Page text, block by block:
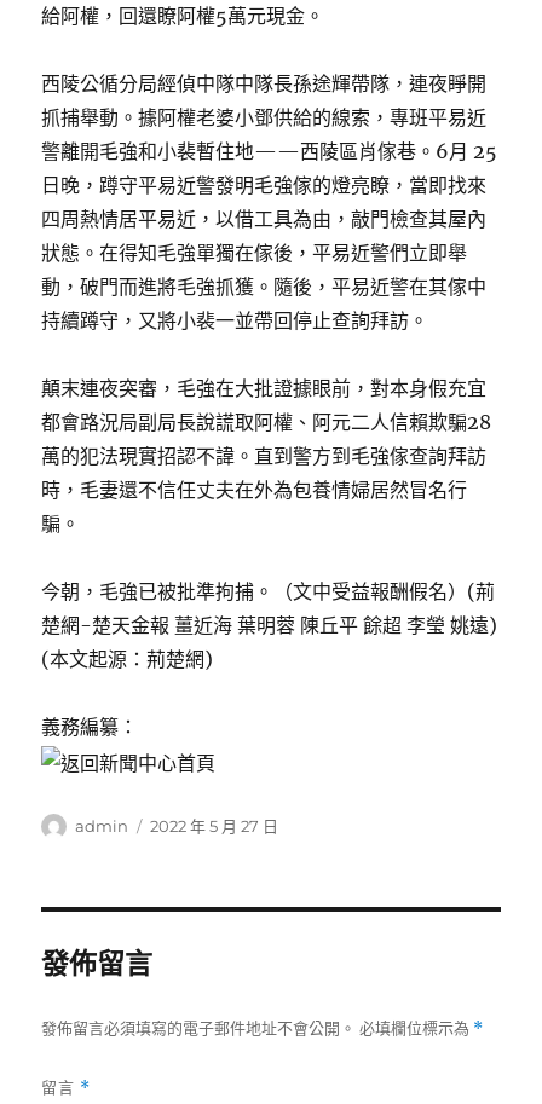
給阿權，回還瞭阿權5萬元現金。
西陵公循分局經偵中隊中隊長孫途輝帶隊，連夜睜開
抓捕舉動。據阿權老婆小鄧供給的線索，專班平易近
警離開毛強和小裴暫住地——西陵區肖傢巷。6月 25
日晚，蹲守平易近警發明毛強傢的燈亮瞭，當即找來
四周熱情居平易近，以借工具為由，敲門檢查其屋內
狀態。在得知毛強單獨在傢後，平易近警們立即舉
動，破門而進將毛強抓獲。隨後，平易近警在其傢中
持續蹲守，又將小裴一並帶回停止查詢拜訪。
顛末連夜突審，毛強在大批證據眼前，對本身假充宜
都會路況局副局長說謊取阿權、阿元二人信賴欺騙28
萬的犯法現實招認不諱。直到警方到毛強傢查詢拜訪
時，毛妻還不信任丈夫在外為包養情婦居然冒名行
騙。
今朝，毛強已被批準拘捕。（文中受益報酬假名）(荊
楚網-楚天金報 薑近海 葉明蓉 陳丘平 餘超 李瑩 姚遠)
(本文起源：荊楚網)
義務編纂：
作
admin
發
2022 年 5 月 27 日
發佈留言
發佈留言必須填寫的電子郵件地址不會公開。 必填欄位標示為 *
留言 *